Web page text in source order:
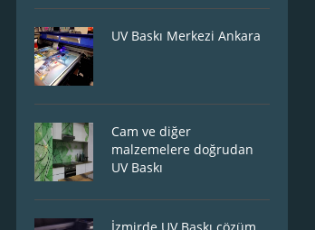
UV Baskı Merkezi Ankara
Cam ve diğer
malzemelere doğrudan
UV Baskı